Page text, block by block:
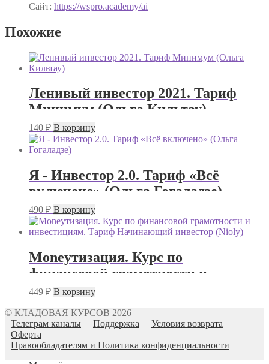
Сайт: https://wspro.academy/ai
Похожие
Ленивый инвестор 2021. Тариф
Минимум (Ольга Кильтау)
140 ₽ В корзину
Я - Инвестор 2.0. Тариф «Всё
включено» (Ольга Гогаладзе)
490 ₽ В корзину
Moneyтизация. Курс по
финансовой грамотности и
инвестициям. Тариф Начинающий
инвестор (Nioly)
449 ₽ В корзину
© КЛАДОВАЯ КУРСОВ 2026
Телеграм каналы
Поддержка
Условия возврата
Оферта
Правообладателям и Политика конфиденциальности